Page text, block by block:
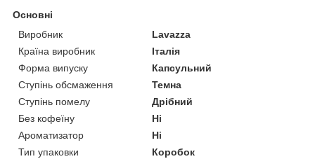
Основні
Виробник
Lavazza
Країна виробник
Італія
Форма випуску
Капсульний
Ступінь обсмаження
Темна
Ступінь помелу
Дрібний
Без кофеїну
Ні
Ароматизатор
Ні
Тип упаковки
Коробок